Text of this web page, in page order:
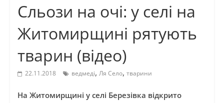
Сльози на очі: у селі на
Житомирщині рятують
тварин (відео)
22.11.2018 ведмеді, Ля Село, тварини
На Житомирщині у селі Березівка відкрито